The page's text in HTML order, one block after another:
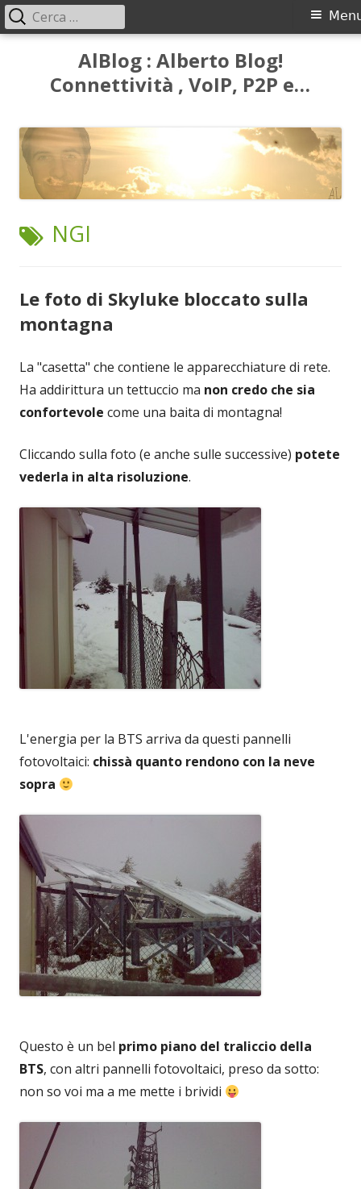
contenuto
AlBlog : Alberto Blog!
Connettività , VoIP, P2P e…
Menu
principale
Ricerca
per:
TAG:
NGI
Le foto di Skyluke bloccato sulla
montagna
La "casetta" che contiene le apparecchiature di rete.
Ha addirittura un tettuccio ma non credo che sia
confortevole come una baita di montagna!
Cliccando sulla foto (e anche sulle successive) potete
vederla in alta risoluzione.
L'energia per la BTS arriva da questi pannelli
fotovoltaici: chissà quanto rendono con la neve
sopra
Questo è un bel primo piano del traliccio della
BTS, con altri pannelli fotovoltaici, preso da sotto:
non so voi ma a me mette i brividi